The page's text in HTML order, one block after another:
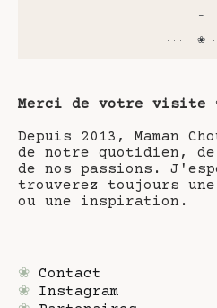
-
···· ❀
Merci de votre visite
Depuis 2013, Maman
de notre quotidien,
de nos passions.
trouverez toujours
ou une inspiration.
❀ Contact
❀ Instagram